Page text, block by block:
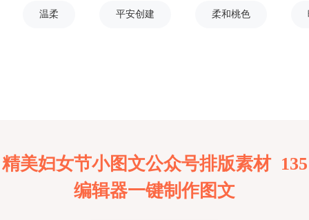
温柔 平安创建 柔和桃色
精美妇女节小图文公众号排版素材 135
编辑器一键制作图文